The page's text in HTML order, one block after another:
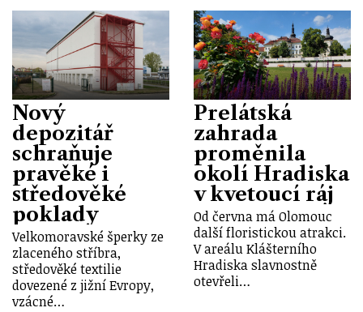
Nový
depozitář
schraňuje
pravěké i
středověké
poklady
Velkomoravské šperky ze
zlaceného stříbra,
středověké textilie
dovezené z jižní Evropy,
vzácné…
Prelátská
zahrada
proměnila
okolí Hradiska
v kvetoucí ráj
Od června má Olomouc
další floristickou atrakci.
V areálu Klášterního
Hradiska slavnostně
otevřeli…